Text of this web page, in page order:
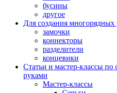
бусины
другое
Для создания
замочки
коннекторы
разделители
концевики
Статьи и мастер-классы
руками
Мастер-классы